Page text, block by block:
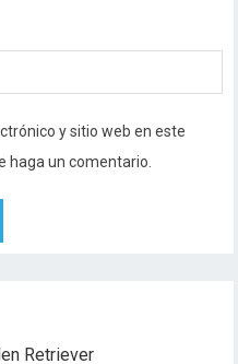
y sitio web en este
haga un comentario.
Retriever